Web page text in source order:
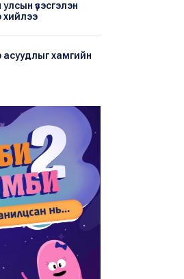
үзэсгэлэн
хийлээ
асуудлыг хамгийн